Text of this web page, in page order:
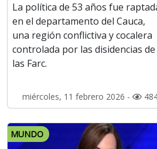
La política de 53 años fue
en el departamento del Cauca,
una región conflictiva y cocalera
controlada por las disidencias de
las Farc.
miércoles, 11 febrero 2026 -
MUNDO